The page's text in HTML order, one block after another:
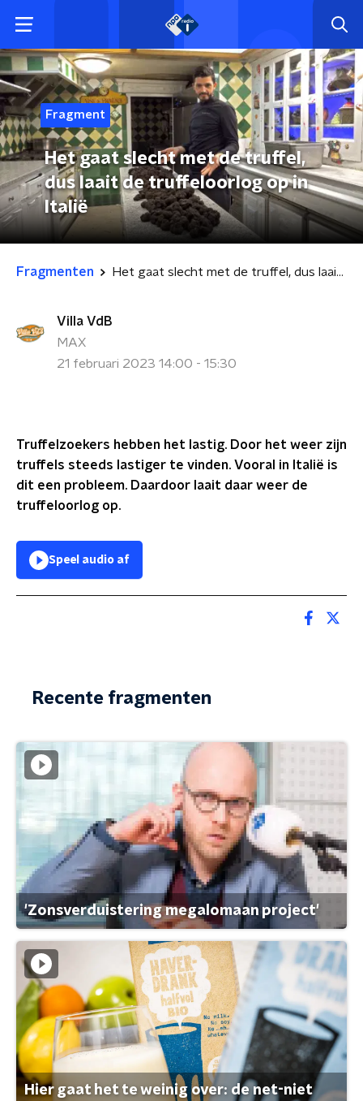
Fragment
Het gaat slecht met de truffel,
dus laait de truffeloorlog op in
Italië
Fragmenten Het gaat slecht met de truffel, dus laait de truffeloorlog op in Italië
Villa VdB
MAX
21 februari 2023 14:00 - 15:30
Truffelzoekers hebben het lastig. Door het weer zijn
truffels steeds lastiger te vinden. Vooral in Italië is
dit een probleem. Daardoor laait daar weer de
truffeloorlog op.
Speel audio af
Recente fragmenten
'Zonsverduistering megalomaan project'
Hier gaat het te weinig over: de net-niet